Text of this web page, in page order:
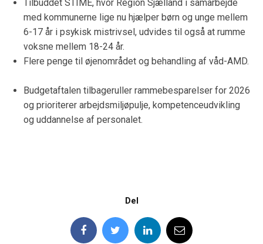
Tilbuddet STIME, hvor Region Sjælland i samarbejde
med kommunerne lige nu hjælper børn og unge mellem
6-17 år i psykisk mistrivsel, udvides til også at rumme
voksne mellem 18-24 år.
Flere penge til øjenområdet og behandling af våd-AMD.
Budgetaftalen tilbageruller rammebesparelser for 2026
og prioriterer arbejdsmiljøpulje, kompetenceudvikling
og uddannelse af personalet.
Del